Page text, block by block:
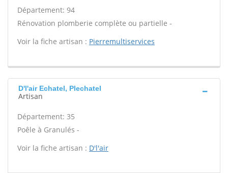
Département: 94
Rénovation plomberie complète ou partielle -
Voir la fiche artisan : Pierremultiservices
D'l'air Echatel, Plechatel
Artisan
Département: 35
Poêle à Granulés -
Voir la fiche artisan : D'l'air